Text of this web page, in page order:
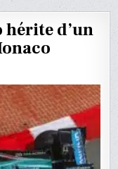
hérite d’un